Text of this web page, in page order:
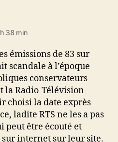
:
38 min
émissions de 83 sur
scandale à l’époque
conservateurs
la Radio-Télévision
choisi la date exprès
ladite RTS ne les a pas
peut être écouté et
internet sur leur site.